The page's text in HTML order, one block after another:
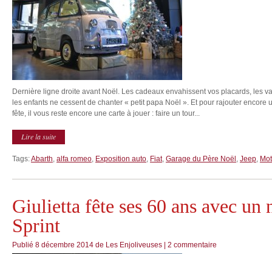
Dernière ligne droite avant Noël. Les cadeaux envahissent vos placards, les
les enfants ne cessent de chanter « petit papa Noël ». Et pour rajouter encore
fête, il vous reste encore une carte à jouer : faire un tour...
Lire la suite
Tags:Abarth, alfa romeo, Exposition auto, Fiat, Garage du Père Noël , Jeep,
Giulietta fête ses 60 ans avec un
Sprint
Publié 8 décembre 2014 de Les Enjoliveuses 2 commentaire